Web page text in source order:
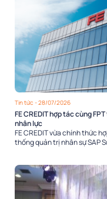
Tin tức - 28/07/2026
FE CREDIT hợp tác cùng
nhân lực
FE CREDIT vừa chính thức
thống quản trị nhân sự SAP